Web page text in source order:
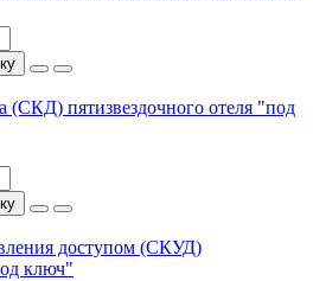
(СКД) пятизвездочного отеля "под
доступом (СКУД)
ключ"